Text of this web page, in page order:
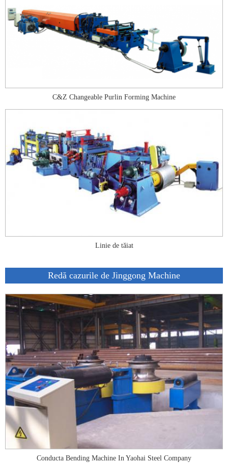
C&Z Changeable Purlin Forming Machine
Linie de tăiat
Redă cazurile de Jinggong Machine
Conducta Bending Machine In Yaohai Steel Company